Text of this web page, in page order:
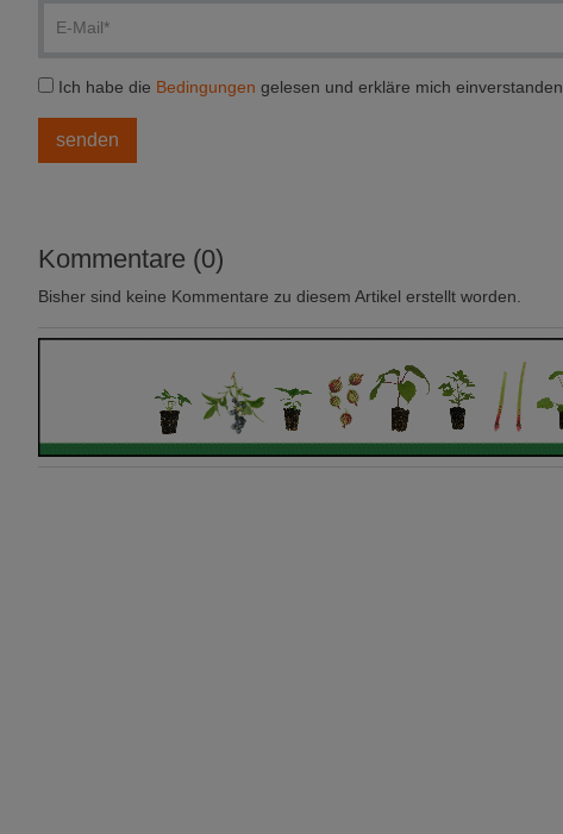
Ich habe die Bedingungen gelesen und erkläre mich einverstanden.
Kommentare (0)
Bisher sind keine Kommentare zu diesem Artikel erstellt worden.